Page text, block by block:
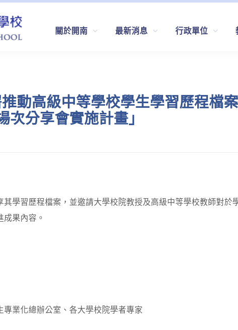
關於開南 最新消息 行政單位
推動高級中等學校學生學習歷程檔
分享會實施計畫」
學習歷程檔案，並邀請大學校院教授及高級中等學校教師對於
果內容。
業化總辦公室、各大學校院學者專家